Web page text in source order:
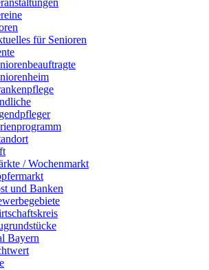
für Senioren
/ Wochenmarkt
und Banken
Bayern